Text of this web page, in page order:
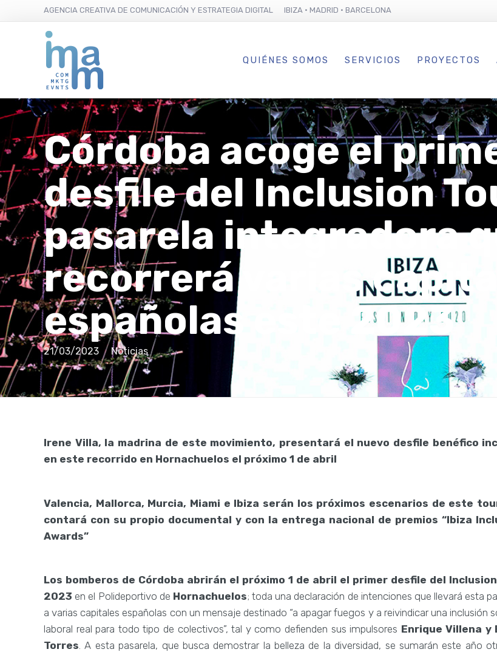
AGENCIA CREATIVA DE COMUNICACIÓN Y ESTRATEGIA DIGITAL IBIZA · MADRID · BARCELONA
QUIÉNES SOMOS SERVICIOS PROYECTOS
Córdoba acoge el
desfile del Inclusion
pasarela integradora
recorrerá varias
españolas este 2023
21/03/2023 Noticias
Irene Villa, la madrina de este movimiento, presentará el nuevo desfile benéfico
en este recorrido en Hornachuelos el próximo 1 de abril
Valencia, Mallorca, Murcia, Miami e Ibiza serán los próximos escenarios de este
contará con su propio documental y con la entrega nacional de premios “Ibiza
Awards”
Los bomberos de Córdoba abrirán el próximo 1 de abril el primer desfile del
2023 en el Polideportivo de Hornachuelos; toda una declaración de intenciones que llevará esta
a varias capitales españolas con un mensaje destinado “a apagar fuegos y a reivindicar una inclusión
laboral real para todo tipo de colectivos”, tal y como defienden sus impulsores Enrique Villena y
Torres. A esta pasarela, que busca demostrar la belleza de la diversidad, se sumarán este año